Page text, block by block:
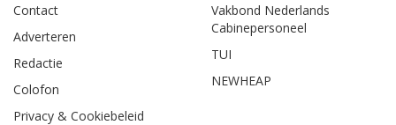
Contact
Adverteren
Redactie
Colofon
Privacy & Cookiebeleid
Vakbond Nederlands
Cabinepersoneel
TUI
NEWHEAP